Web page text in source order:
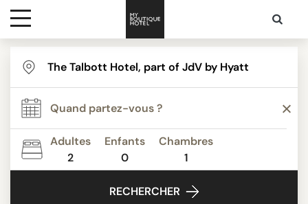
Destinations
Inspiration
Media
Adultes
2
Enfants
0
Chambres
1
RECHERCHER